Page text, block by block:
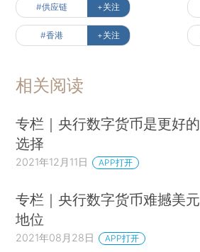
#供应链 +关注
#香港 +关注
相关阅读
专栏｜央行数字货币是更好的
选择
2021年12月11日 APP打开
专栏｜央行数字货币难撼美元
地位
2021年08月28日 APP打开